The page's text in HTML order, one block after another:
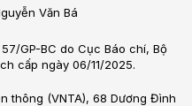
Văn Bá
GP-BC do Cục Báo chí, Bộ
cấp ngày 06/11/2025.
thông (VNTA), 68 Dương Đình